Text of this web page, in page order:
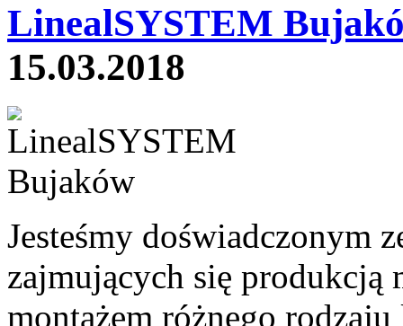
LinealSYSTEM
15.03.2018
Jesteśmy doświadczonym
zajmujących się produkcją
montażem różnego